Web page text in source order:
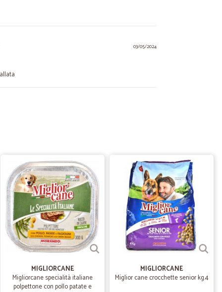
03/05/2024
03/11/2020
la consiglio
13/10/2020
MIGLIORCANE
Migliorcane specialità italiane
polpettone con pollo patate e
MIGLIORCANE
Miglior cane crocchette senior kg.4